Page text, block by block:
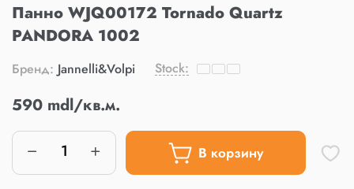
Панно WJQ00172 Tornado Quartz
PANDORA 1002
Бренд: Jannelli&Volpi Stock:
590 mdl/кв.м.
В корзину